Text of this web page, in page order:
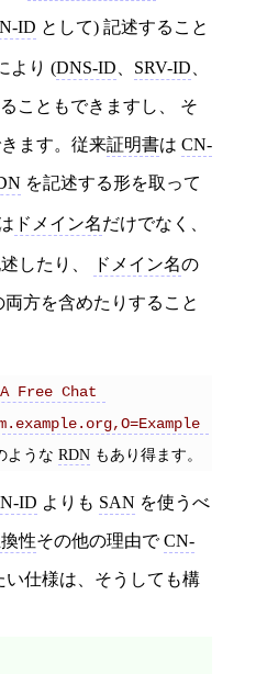
ID として) 記述すること
より (DNS-ID SRV-ID
こともできますし、 そ
ます。従来証明書は CN-
を記述する形を取って
ドメイン名だけでなく、
したり、 ドメイン名の
両方を含めたりすること
Free Chat
ような RDNもあり得ます。
ID よりも SAN を使うべ
性その他の理由でCN-
い仕様は、そうしても構